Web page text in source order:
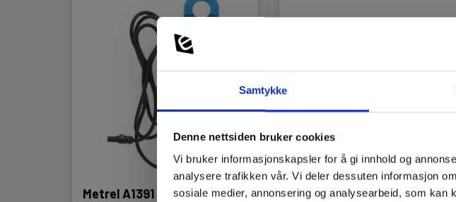
Samtykke
Denne nettsiden bruker cookies
Vi bruker informasjonskapsler for å gi innhold og
analysere trafikken vår. Vi deler dessuten informasjon
sosiale medier, annonsering og analysearbeid, som kan
Vekt (kg):
Dimensjoner HxBxD
Metrel A1391 PQA
Metrel A1398 PQA